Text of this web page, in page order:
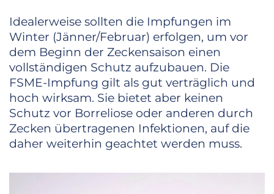
Idealerweise sollten die Impfungen im
Winter (Jänner/Februar) erfolgen, um vor
dem Beginn der Zeckensaison einen
vollständigen Schutz aufzubauen. Die
FSME-Impfung gilt als gut verträglich und
hoch wirksam. Sie bietet aber keinen
Schutz vor Borreliose oder anderen durch
Zecken übertragenen Infektionen, auf die
daher weiterhin geachtet werden muss.